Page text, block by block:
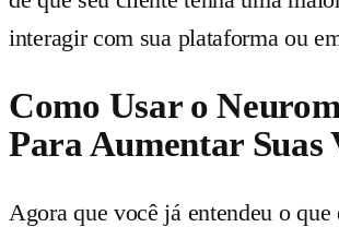
interagir com sua plataforma ou
Como Usar o
Para Aumentar Suas
Agora que você já entendeu o que